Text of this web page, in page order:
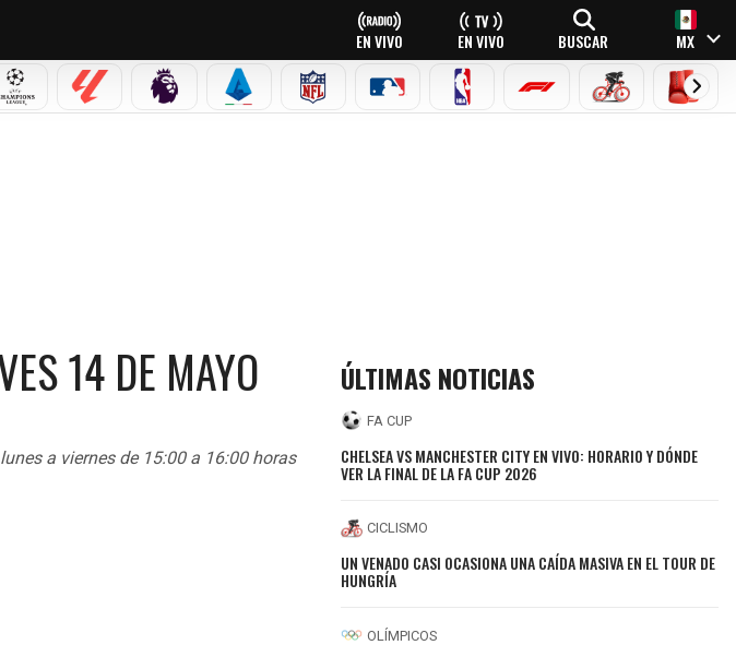
EN VIVO EN VIVO BUSCAR MX
CHAMPIONS LEAGUE
LALIGA PREMIER LEAGUE
SERIE A NFL MLB NBA FÓRMULA 1CICLISMOBOXEO
14 DE MAYO
a viernes de 15:00 a 16:00 horas
ÚLTIMAS NOTICIAS
FA CUP
CHELSEA VS MANCHESTER CITY EN VIVO: HORARIO Y DÓNDE
VER LA FINAL DE LA FA CUP 2026
CICLISMO
UN VENADO CASI OCASIONA UNA CAÍDA MASIVA EN EL TOUR DE
HUNGRÍA
OLÍMPICOS